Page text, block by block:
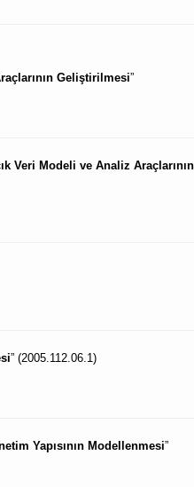
Geliştirilmesi”
Veri Modeli ve Analiz Araçlarının
” (2005.112.06.1)
Yapısının Modellenmesi”